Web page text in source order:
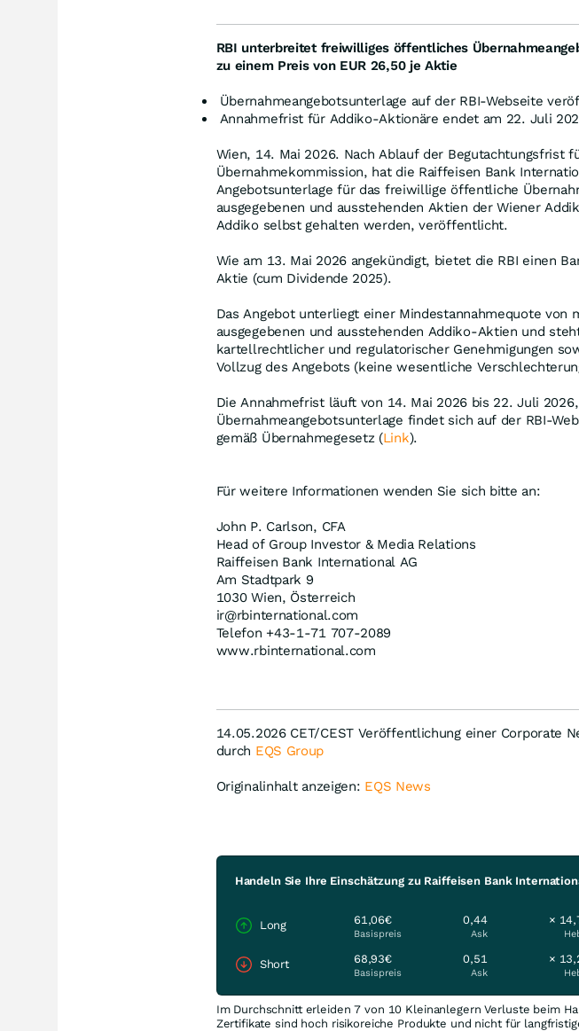
RBI unterbreitet freiwilliges öffentliches
zu einem Preis von EUR 26,50 je Aktie
Übernahmeangebotsunterlage auf der RBI-Webseite
Annahmefrist für Addiko-Aktionäre endet am 22. Juli
Wien, 14. Mai 2026. Nach Ablauf der Begutachtungsfrist
Übernahmekommission, hat die Raiffeisen Bank
Angebotsunterlage für das freiwillige öffentliche
ausgegebenen und ausstehenden Aktien der Wiener
Addiko selbst gehalten werden, veröffentlicht.
Wie am 13. Mai 2026 angekündigt, bietet die RBI einen
Aktie (cum Dividende 2025).
Das Angebot unterliegt einer Mindestannahmequote von
ausgegebenen und ausstehenden Addiko-Aktien und
kartellrechtlicher und regulatorischer Genehmigungen
Vollzug des Angebots (keine wesentliche
Die Annahmefrist läuft von 14. Mai 2026 bis 22. Juli
Übernahmeangebotsunterlage findet sich auf der RBI-
gemäß Übernahmegesetz (Link).
Für weitere Informationen wenden Sie sich bitte an:
John P. Carlson, CFA
Head of Group Investor & Media Relations
Raiffeisen Bank International AG
Am Stadtpark 9
1030 Wien, Österreich
ir@rbinternational.com
Telefon +43-1-71 707-2089
www.rbinternational.com
14.05.2026 CET/CEST Veröffentlichung einer Corporate
durch EQS Group
Originalinhalt anzeigen: EQS News
Handeln Sie Ihre Einschätzung zu Raiffeisen Bank
Long 61,06€
Basispreis
0,44
Ask
×
Short 68,93€
Basispreis
0,51
Ask
×
Im Durchschnitt erleiden 7 von 10 Kleinanlegern Verluste beim
Zertifikate sind hoch risikoreiche Produkte und nicht für